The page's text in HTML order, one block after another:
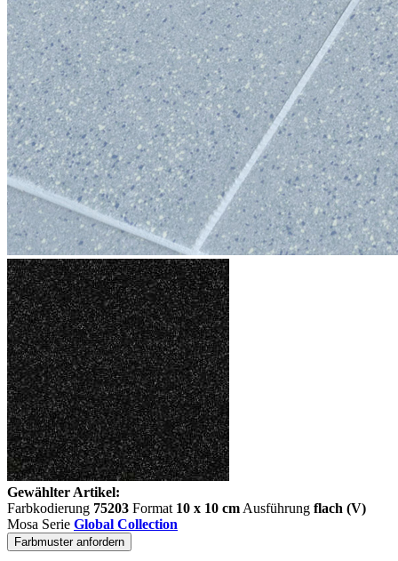
Gewählter Artikel:
Farbkodierung 75203 Format 10 x 10 cm Ausführung flach (V)
Mosa Serie Global Collection
Farbmuster anfordern